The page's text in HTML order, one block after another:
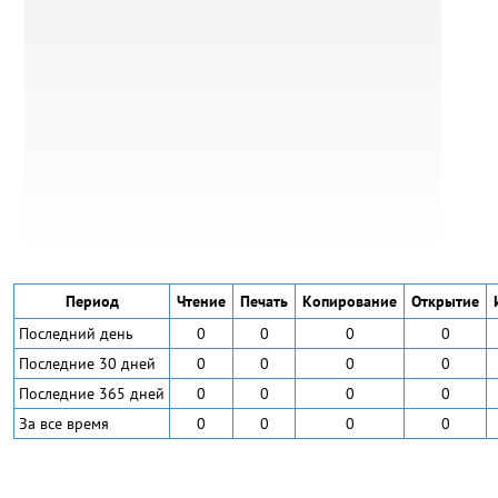
Период Чтение Печать Копирование Открытие
Последний день
0 0 0 0
Последние 30 дней
0 0 0 0
Последние 365 дней
0 0 0 0
За все время
0 0 0 0